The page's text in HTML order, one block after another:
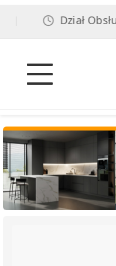
Dział Obsługi